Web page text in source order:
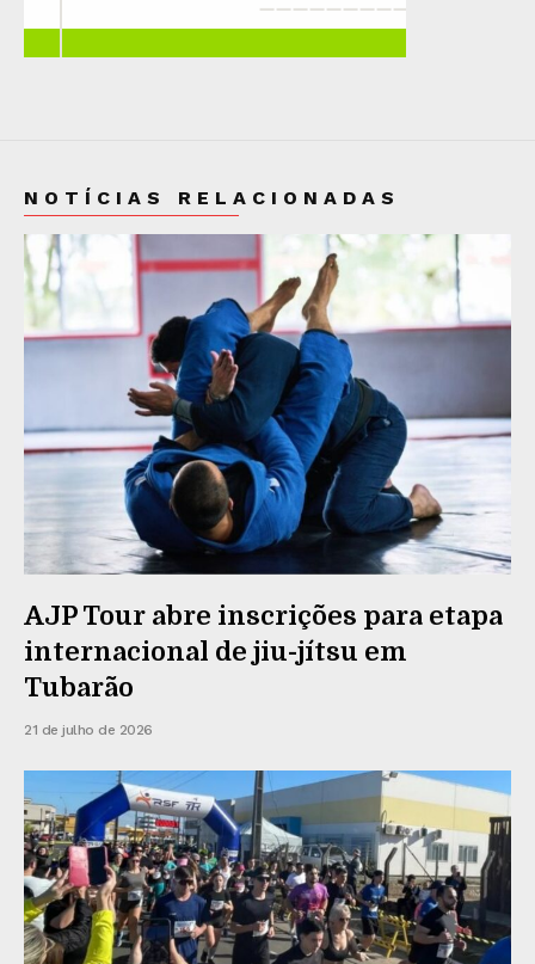
NOTÍCIAS RELACIONADAS
AJP Tour abre inscrições para etapa
internacional de jiu-jítsu em
Tubarão
21 de julho de 2026